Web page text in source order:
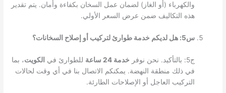
والكهرباء (أو الغاز) لضمان عمل السخان بكفاءة وأمان. يتم تقدير
هذه التكاليف ضمن عرض السعر الأولي.
س5: هل لديكم خدمة طوارئ لتركيب أو إصلاح السخانات؟
ج5: بالتأكيد. نحن نوفر خدمة 24 ساعة للطوارئ في الكويت، بما
في ذلك منطقة النهضة. يمكنكم الاتصال بنا في أي وقت لحالات
التركيب العاجل أو الإصلاحات الطارئة.